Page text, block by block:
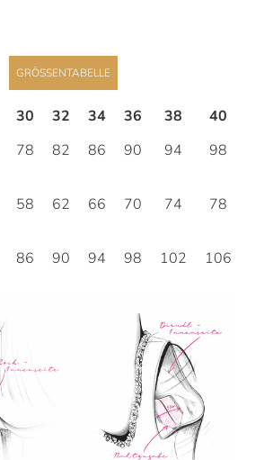
GRÖSSENTABELLE
30 32 34 36 38 40
78 82 86 90 94 98
58 62 66 70 74 78
86 90 94 98 102 106